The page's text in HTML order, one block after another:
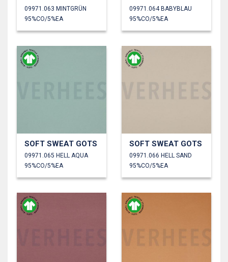
09971.063 MINTGRÜN
95%CO/5%EA
09971.064 BABYBLAU
95%CO/5%EA
SOFT SWEAT GOTS
09971.065 HELL AQUA
95%CO/5%EA
SOFT SWEAT GOTS
09971.066 HELL SAND
95%CO/5%EA